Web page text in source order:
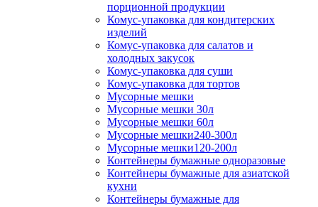
порционной продукции
Комус-упаковка для кондитерских
изделий
Комус-упаковка для салатов и
холодных закусок
Комус-упаковка для суши
Комус-упаковка для тортов
Мусорные мешки
Мусорные мешки 30л
Мусорные мешки 60л
Мусорные мешки240-300л
Мусорные мешки120-200л
Контейнеры бумажные одноразовые
Контейнеры бумажные для азиатской
кухни
Контейнеры бумажные для